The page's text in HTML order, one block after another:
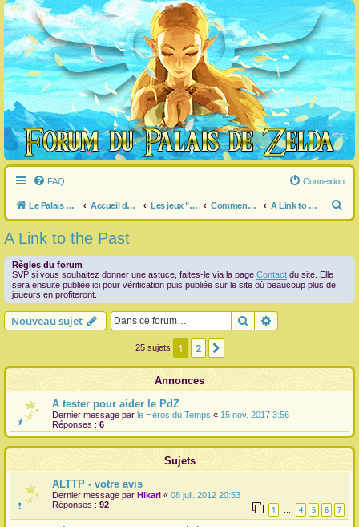
FAQ Connexion
Le Palais de Zelda Accueil du forum Les jeux "Legend of Zelda" Commentaire / question générale / info sur un jeu A Link to the Past
e
A Link to the Past
Règles du forum
SVP si vous souhaitez donner une astuce, faites-le via la page Contact du site. Elle
sera ensuite publiée ici pour vérification puis publiée sur le site où beaucoup plus de
joueurs en profiteront.
Nouveau sujet Rechercher
25 sujets 1 2
Annonces
A tester pour aider le PdZ
Dernier message par le Héros du Temps « 15 nov. 2017 3:56
Réponses : 6
Sujets
ALTTP - votre avis
Dernier message par Hikari « 08 juil. 2012 20:53
Réponses : 92 1 … 4 5 6 7